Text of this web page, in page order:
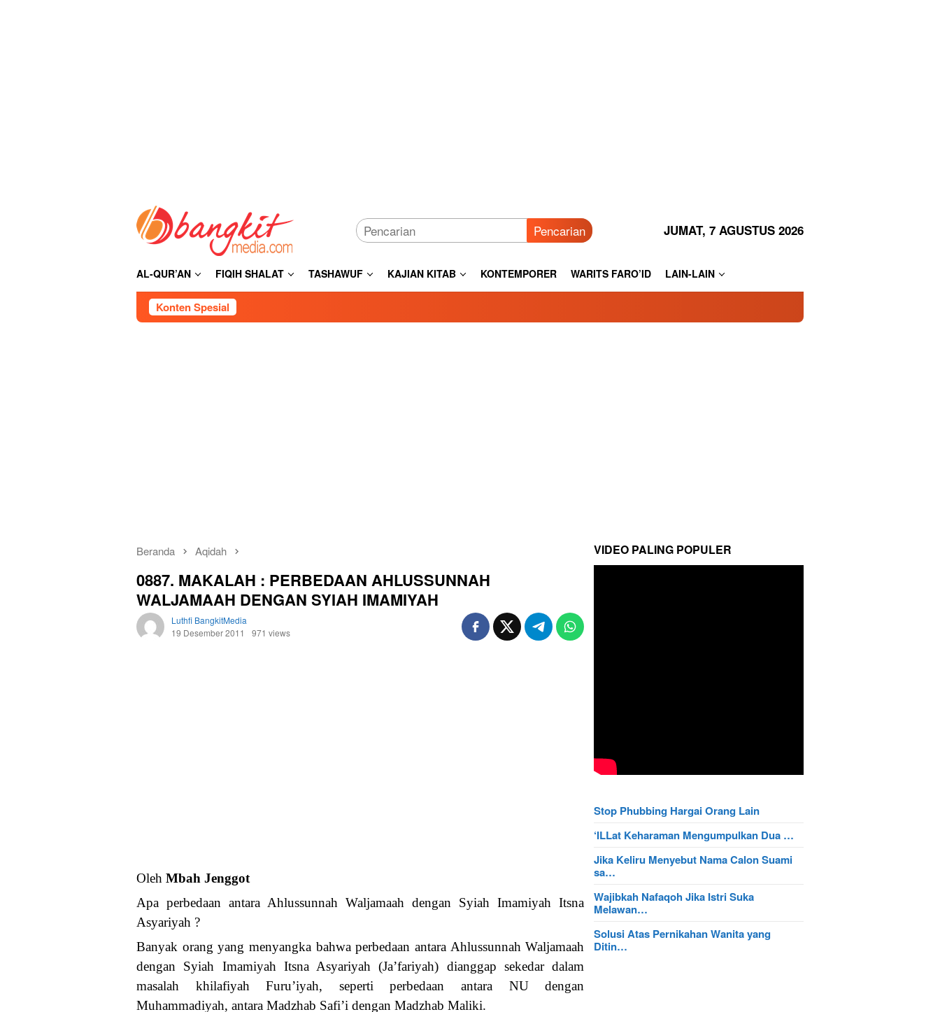
Pencarian JUMAT, 7 AGUSTUS 2026
AL-QUR’AN FIQIH SHALAT TASHAWUF KAJIAN KITAB KONTEMPORER WARITS FARO’ID LAIN-LAIN
Konten Spesial
Beranda Aqidah
0887. MAKALAH : PERBEDAAN AHLUSSUNNAH
WALJAMAAH DENGAN SYIAH IMAMIYAH
Luthfi BangkitMedia
19 Desember 2011
971 views
Oleh Mbah Jenggot
Apa perbedaan antara Ahlussunnah Waljamaah dengan Syiah Imamiyah Itsna
Asyariyah ?
Banyak orang yang menyangka bahwa perbedaan antara Ahlussunnah Waljamaah
dengan Syiah Imamiyah Itsna Asyariyah (Ja’fariyah) dianggap sekedar dalam
masalah khilafiyah Furu’iyah, seperti perbedaan antara NU dengan
Muhammadiyah, antara Madzhab Safi’i dengan Madzhab Maliki.
VIDEO PALING POPULER
Stop Phubbing Hargai Orang Lain
‘ILLat Keharaman Mengumpulkan Dua …
Jika Keliru Menyebut Nama Calon Suami
sa…
Wajibkah Nafaqoh Jika Istri Suka
Melawan…
Solusi Atas Pernikahan Wanita yang
Ditin…